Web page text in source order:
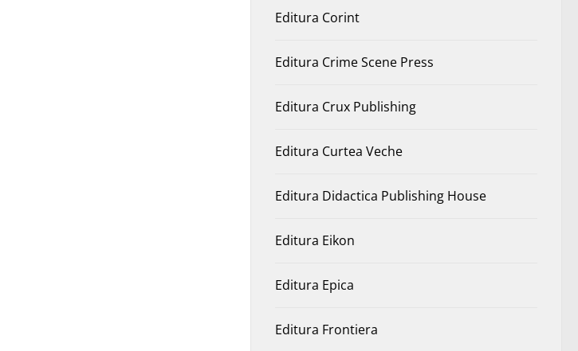
Editura Corint
Editura Crime Scene Press
Editura Crux Publishing
Editura Curtea Veche
Editura Didactica Publishing House
Editura Eikon
Editura Epica
Editura Frontiera